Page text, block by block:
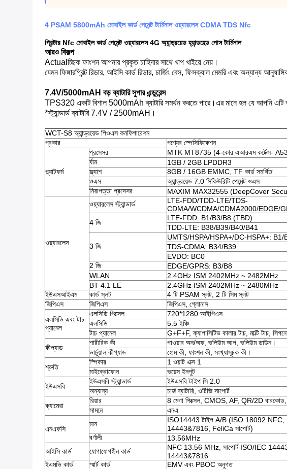
4 PSAM 5800mAh মোবাইল কার্ড পেমেন্ট টার্মিনাল ওয়্যারলেস CDMA TDS Nfc
প্রিন্টার Nfc মোবাইল কার্ড পেমেন্ট ওয়্যারলেস 4G অ্যান্ড্রয়েড হ্যান্ডহেল্ড পোস টার্মিনাল
আরও বিকল্প
Actualচ্ছিক ফাংশন আপনার প্রকৃত চাহিদার সাথে খাপ খাইয়ে নেয়।
যেমন ফিঙ্গারপ্রিন্ট রিডার, আইসি কার্ড রিডার, চার্জিং বেস, ফিসক্যাল মেমরি এবং অন্যান্য
7.4V/5000mAH বড় ব্যাটারি সুপার এন্ডুরেন্স
TPS320 একটি বিশাল 5000mAh ব্যাটারি সমর্থন করতে পারে।এর মানে হল যে আপনি এটি
*স্ট্যান্ডার্ড ব্যাটারি 7.4V / 2500mAH।
WCT-S8 অ্যান্ড্রয়েড পিওএস কনফিগারেশন
প্রকার
পণ্যের স্পেসিফিকেশন
প্ল্যাটফর্ম
প্রসেসর
MTK MT8735 (4-কোর এআরএম কর্টেক্স-
র্যাম
1GB / 2GB LPDDR3
ফ্ল্যাশ
8GB / 16GB EMMC, TF কার্ড সমর্থিত
ওএস
অ্যান্ড্রয়েড 7.0 সিকিউরিটি পেমেন্ট ওএস
নিরাপত্তা প্রসেসর
MAXIM MAX32555 (DeepCover
ওয়্যারলেস
ওয়্যারলেস স্ট্যান্ডার্ড
LTE-FDD/TDD-LTE/TDS-
CDMA/WCDMA/CDMA2000/EDGE/
4 জি
LTE-FDD: B1/B3/B8 (TBD)
TDD-LTE: B38/B39/B40/B41
3 জি
UMTS/HSPA/HSPA+/DC-HSPA+: B1/
TDS-CDMA: B34/B39
EVDO: BC0
2 জি
EDGE/GPRS: B3/B8
WLAN
2.4GHz ISM 2402MHz ~ 2482MHz
BT 4.1 LE
2.4GHz ISM 2402MHz ~ 2480MHz
ইউএসআইএম
কার্ড স্লট
4 টি PSAM স্লট, 2 টি সিম স্লট
জিপিএস
জিপিএস
জিপিএস, গ্লোনাস
এলসিডি এবং টাচ
প্যানেল
এলসিডি পিক্সেল
720*1280 আইপিএস
এলসিডি
5.5 ইঞ্চি
টাচ প্যানেল
G+F+F, ক্যাপাসিটিভ কালার টাচ, মাল্টি টাচ,
কীপ্যাড
শারীরিক কী
পাওয়ার অন/অফ, ভলিউম আপ, ভলিউম ডাউন।
ভার্চুয়াল কীপ্যাড
হোম কী, ফাংশন কী, সংখ্যাসূচক কী।
শ্রুতি
স্পিকার
1 ওয়াট এক্স 1
মাইক্রোফোন
ভয়েস ইনপুট
ইউএসবি
ইউএসবি স্ট্যান্ডার্ড
ইউএসবি টাইপ সি 2.0
অন্যান্য
চার্জ ব্যাটারি, ওটিজি সাপোর্ট
ক্যামেরা
রিয়ার
8 মেগা পিক্সেল, CMOS, AF, QR/2D
সামনে
এনএ
এনএফসি
মান
ISO14443 টাইপ A/B (ISO 18092 NFC,
14443&7816, FeliCa সাপোর্ট)
বর্ণালী
13.56MHz
আইসি কার্ড
যোগাযোগহীন কার্ড
NFC 13.56 MHz, সাপোর্ট ISO/IEC
14443&7816
ইএমভি কার্ড
স্মার্ট কার্ড
EMV এবং PBOC অনুগত